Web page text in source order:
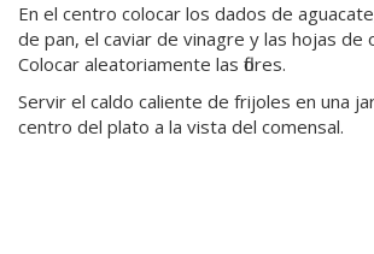
En el centro colocar los dados de
de pan, el caviar de vinagre y las hojas de
Colocar aleatoriamente las flores.
Servir el caldo caliente de frijoles en una
centro del plato a la vista del comensal.